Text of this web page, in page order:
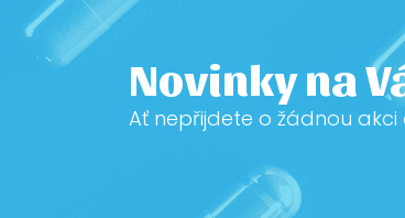
Novinky na
Ať nepřijdete o žádnou akci